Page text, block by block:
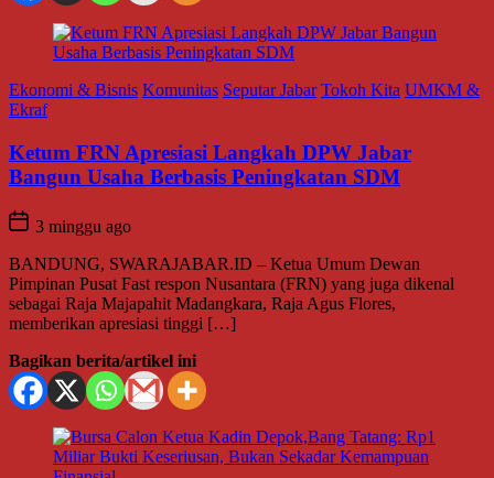
Ekonomi & Bisnis Komunitas Seputar Jabar Tokoh Kita UMKM &
Ekraf
Ketum FRN Apresiasi Langkah DPW Jabar
Bangun Usaha Berbasis Peningkatan SDM
3 minggu ago
BANDUNG, SWARAJABAR.ID – Ketua Umum Dewan
Pimpinan Pusat Fast respon Nusantara (FRN) yang juga dikenal
sebagai Raja Majapahit Madangkara, Raja Agus Flores,
memberikan apresiasi tinggi […]
Bagikan berita/artikel ini